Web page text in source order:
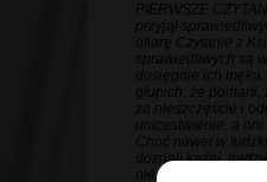
PIERWSZE
przyjął
ofiarę Czytanie z
sprawiedliwych są
dosięgnie ich męka.
głupich, że pomarli,
za nieszczęście i
unicestwienie, a oni
Choć nawet w
doznali kaźni,
nieśmiertelności. ...